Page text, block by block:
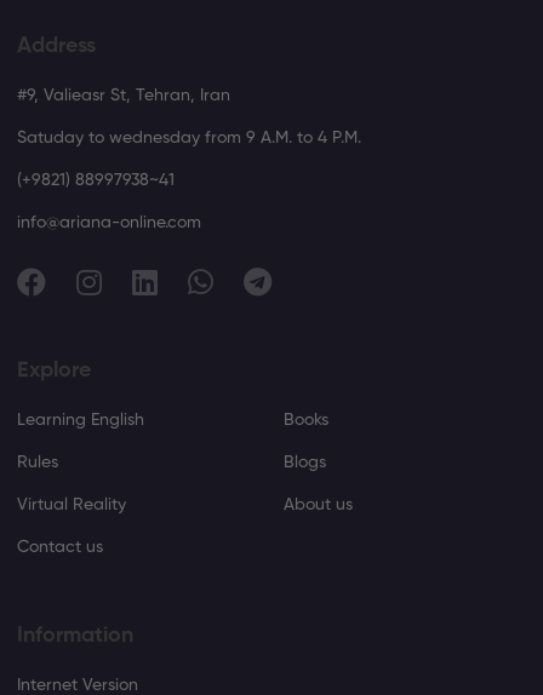
Address
#9, Valieasr St, Tehran, Iran
Satuday to wednesday from 9 A.M. to 4 P.M.
(+9821) 88997938~41
info@ariana-online.com
Explore
Learning English Books
Rules Blogs
Virtual Reality About us
Contact us
Information
Internet Version